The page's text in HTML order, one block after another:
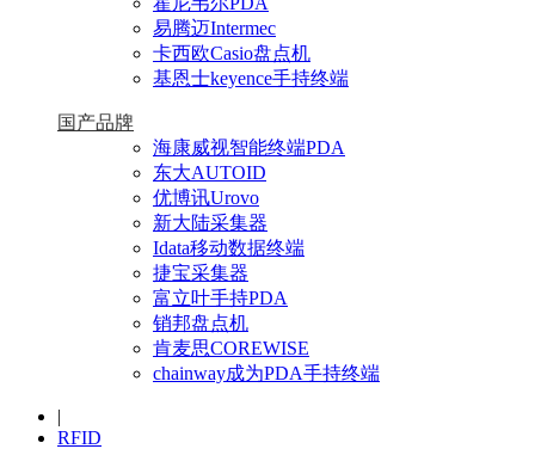
易腾迈Intermec
卡西欧Casio盘点机
基恩士keyence手持终端
国产品牌
海康威视智能终端PDA
东大AUTOID
优博讯Urovo
新大陆采集器
Idata移动数据终端
捷宝采集器
富立叶手持PDA
销邦盘点机
肯麦思COREWISE
chainway成为PDA手持终端
|
RFID